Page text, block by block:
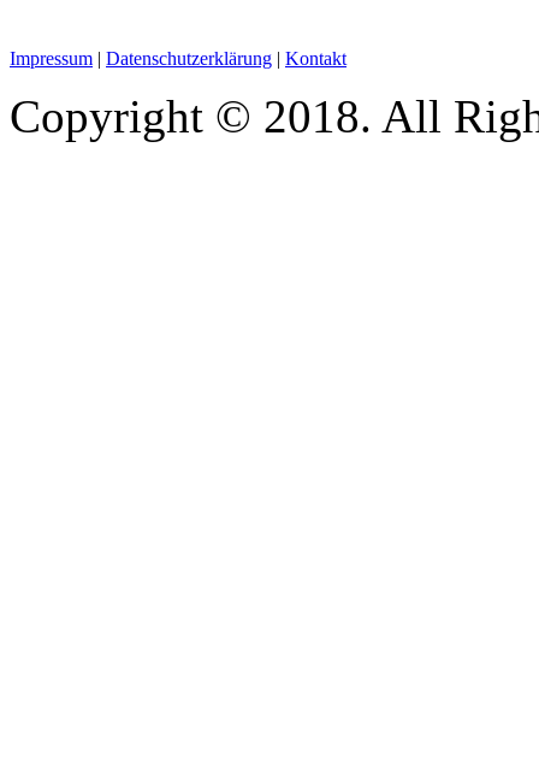
Impressum | Datenschutzerklärung | Kontakt
Copyright © 2018. All